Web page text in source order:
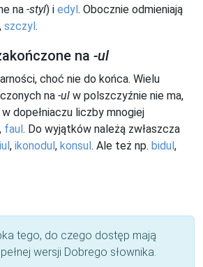
na -styl) i edyl. Obocznie odmieniają
, szczyl.
na -ul
choć nie do końca. Wielu
na -ul w polszczyźnie nie ma,
dopełniaczu liczby mnogiej
, faul. Do wyjątków należą zwłaszcza
, ikonodul, konsul. Ale też np. bidul,
tego, do czego dostęp mają
wersji Dobrego słownika.